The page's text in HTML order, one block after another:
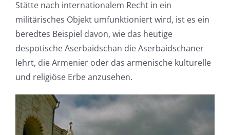
Stätte nach internationalem Recht in ein
militärisches Objekt umfunktioniert wird, ist es ein
beredtes Beispiel davon, wie das heutige
despotische Aserbaidschan die Aserbaidschaner
lehrt, die Armenier oder das armenische kulturelle
und religiöse Erbe anzusehen.